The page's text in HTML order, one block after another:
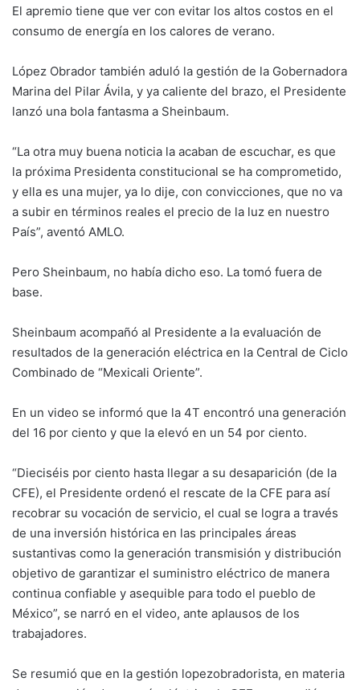
El apremio tiene que ver con evitar los altos costos en el
consumo de energía en los calores de verano.
López Obrador también aduló la gestión de la Gobernadora
Marina del Pilar Ávila, y ya caliente del brazo, el Presidente
lanzó una bola fantasma a Sheinbaum.
“La otra muy buena noticia la acaban de escuchar, es que
la próxima Presidenta constitucional se ha comprometido,
y ella es una mujer, ya lo dije, con convicciones, que no va
a subir en términos reales el precio de la luz en nuestro
País”, aventó AMLO.
Pero Sheinbaum, no había dicho eso. La tomó fuera de
base.
Sheinbaum acompañó al Presidente a la evaluación de
resultados de la generación eléctrica en la Central de Ciclo
Combinado de “Mexicali Oriente”.
En un video se informó que la 4T encontró una generación
del 16 por ciento y que la elevó en un 54 por ciento.
“Dieciséis por ciento hasta llegar a su desaparición (de la
CFE), el Presidente ordenó el rescate de la CFE para así
recobrar su vocación de servicio, el cual se logra a través
de una inversión histórica en las principales áreas
sustantivas como la generación transmisión y distribución
objetivo de garantizar el suministro eléctrico de manera
continua confiable y asequible para todo el pueblo de
México”, se narró en el video, ante aplausos de los
trabajadores.
Se resumió que en la gestión lopezobradorista, en materia